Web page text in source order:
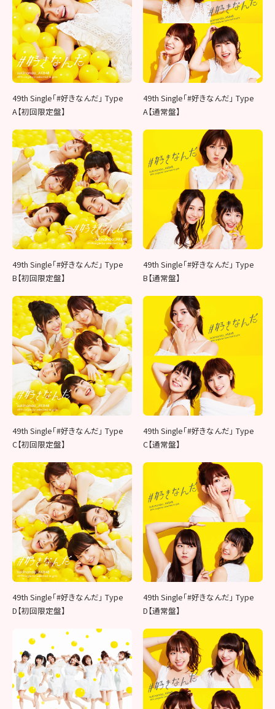
49th Single「#好きなんだ」 Type
A【初回限定盤】
49th Single「#好きなんだ」 Type
A【通常盤】
49th Single「#好きなんだ」 Type
B【初回限定盤】
49th Single「#好きなんだ」 Type
B【通常盤】
49th Single「#好きなんだ」 Type
C【初回限定盤】
49th Single「#好きなんだ」 Type
C【通常盤】
49th Single「#好きなんだ」 Type
D【初回限定盤】
49th Single「#好きなんだ」 Type
D【通常盤】